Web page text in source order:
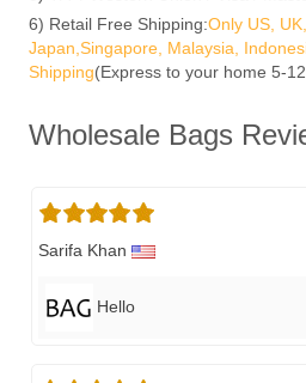
6) Retail Free Shipping:Only US,
Japan,Singapore, Malaysia,
Shipping(Express to your home 5-
Wholesale Bags
Sarifa Khan
Hello